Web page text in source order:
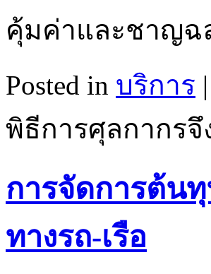
คุ้มค่าและชาญฉ
Posted in บริการ |
พิธีการศุลกากร
การจัดการต้น
ทางรถ-เรือ